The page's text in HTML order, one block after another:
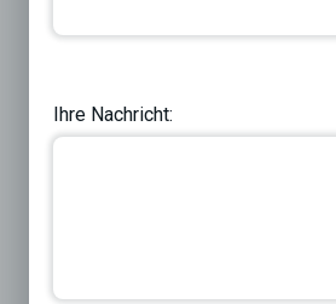
Ihre Nachricht: